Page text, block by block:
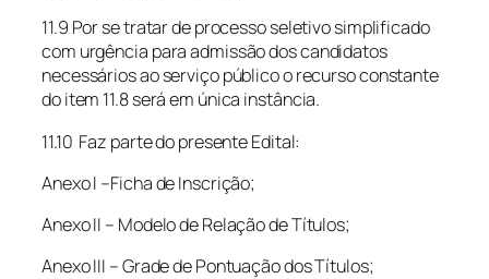
11.9 Por se tratar de processo seletivo simplificado
com urgência para admissão dos candidatos
necessários ao serviço público o recurso constante
do item 11.8 será em única instância.
11.10 Faz parte do presente Edital:
Anexo I –Ficha de Inscrição;
Anexo II – Modelo de Relação de Títulos;
Anexo III – Grade de Pontuação dos Títulos;